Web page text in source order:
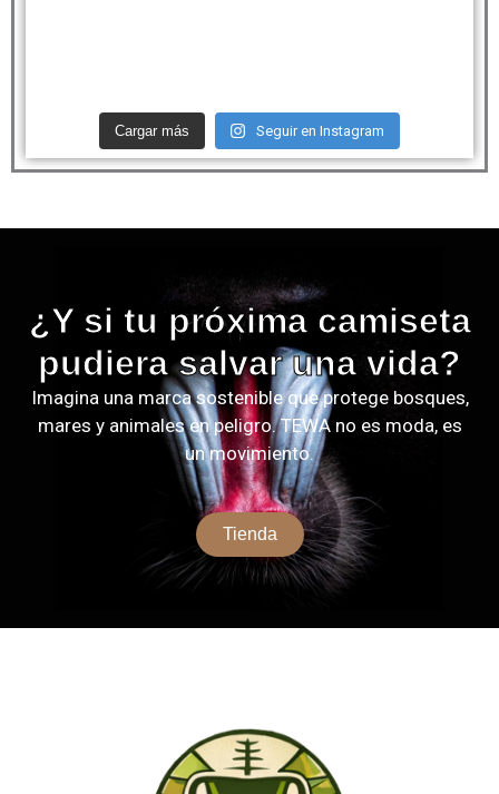
Cargar más Seguir en Instagram
¿Y si tu próxima camiseta
pudiera salvar una vida?
Imagina una marca sostenible que protege bosques,
mares y animales en peligro. TEWA no es moda, es
un movimiento.
Tienda